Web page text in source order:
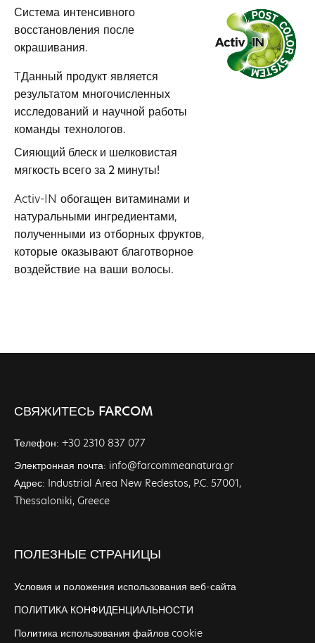
Система интенсивного
восстановления после
окрашивания.
TДанный продукт является
результатом многочисленных
исследований и научной работы
команды технологов.
Сияющий блеск и шелковистая
мягкость всего за 2 минуты!
Activ-IN обогащен витаминами и
натуральными ингредиентами,
полученными из отборных фруктов,
которые оказывают благотворное
воздействие на ваши волосы.
СВЯЖИТЕСЬ FARCOM
Телефон: +30 2310 837 077
Электронная почта: info@farcommeanatura.gr
Адрес: Industrial Area New Redestos, P.C. 57001,
Thessaloniki, Greece
ПОЛЕЗНЫЕ СТРАНИЦЫ
Условия и положения использования веб-сайта
ПОЛИТИКА КОНФИДЕНЦИАЛЬНОСТИ
Политика использования файлов cookie